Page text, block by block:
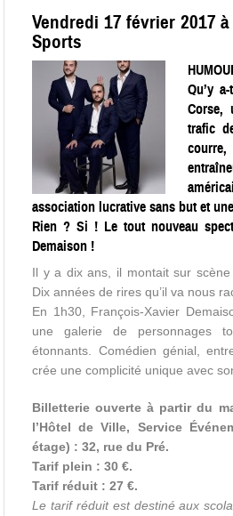
Vendredi 17 février 2017
Sports
Qu’y
Corse,
trafic
association lucrative sans but et
Rien ? Si ! Le tout nouveau
Demaison !
Il y a dix ans, il montait sur
Dix années de rires qu’il va nous
En 1h30, François-Xavier
une galerie de personnages
étonnants. Comédien génial,
crée une complicité unique avec
Billetterie ouverte à partir du
l’Hôtel de Ville, Service
étage) : 32, rue du Pré.
Tarif plein : 30 €.
Tarif réduit : 27 €.
Le tarif réduit est destiné aux